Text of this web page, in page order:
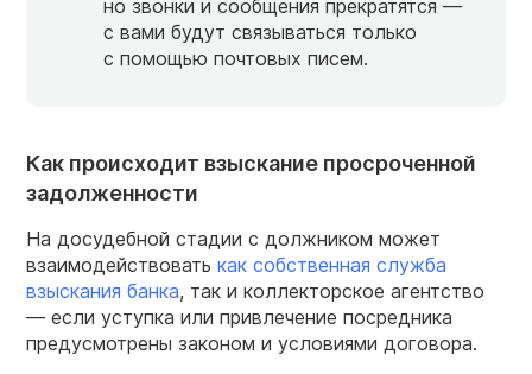
но звонки и сообщения прекратятся —
с вами будут связываться только
с помощью почтовых писем.
Как происходит взыскание просроченной
задолженности
На досудебной стадии с должником может
взаимодействовать как собственная служба
взыскания банка, так и коллекторское агентство
— если уступка или привлечение посредника
предусмотрены законом и условиями договора.